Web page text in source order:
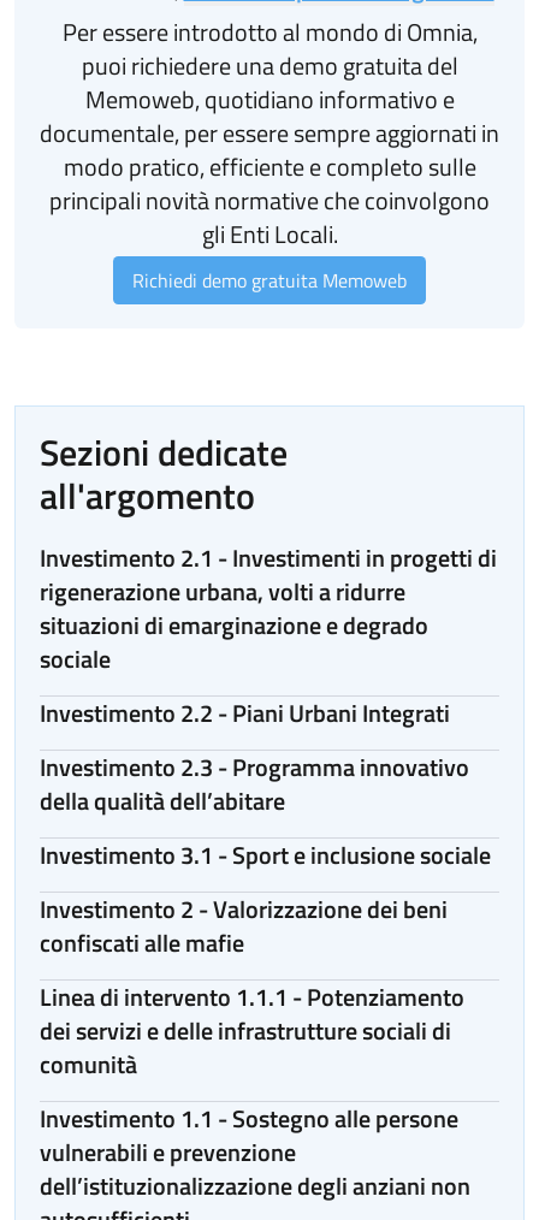
Per essere introdotto al mondo di Omnia,
puoi richiedere una demo gratuita del
Memoweb, quotidiano informativo e
documentale, per essere sempre aggiornati in
modo pratico, efficiente e completo sulle
principali novità normative che coinvolgono
gli Enti Locali.
Richiedi demo gratuita Memoweb
Sezioni dedicate
all'argomento
Investimento 2.1 - Investimenti in progetti di
rigenerazione urbana, volti a ridurre
situazioni di emarginazione e degrado
sociale
Investimento 2.2 - Piani Urbani Integrati
Investimento 2.3 - Programma innovativo
della qualità dell’abitare
Investimento 3.1 - Sport e inclusione sociale
Investimento 2 - Valorizzazione dei beni
confiscati alle mafie
Linea di intervento 1.1.1 - Potenziamento
dei servizi e delle infrastrutture sociali di
comunità
Investimento 1.1 - Sostegno alle persone
vulnerabili e prevenzione
dell’istituzionalizzazione degli anziani non